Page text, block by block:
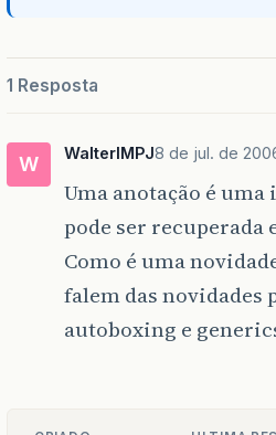
1 Resposta
W WalterIMPJ8 de jul. de
Uma anotação é
pode ser recuperada
Como é uma
falem das novidades
autoboxing e